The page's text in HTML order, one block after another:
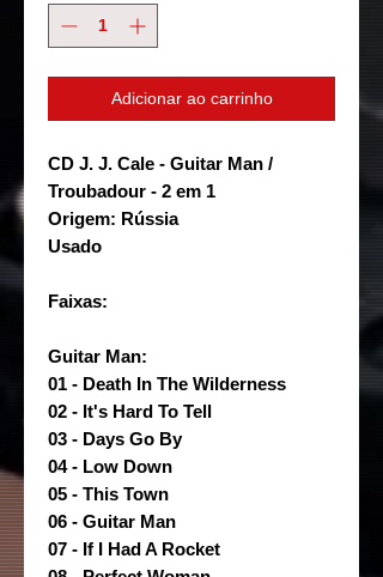
Adicionar ao carrinho
CD J. J. Cale - Guitar Man /
Troubadour - 2 em 1
Origem: Rússia
Usado
Faixas:
Guitar Man:
01 - Death In The Wilderness
02 - It's Hard To Tell
03 - Days Go By
04 - Low Down
05 - This Town
06 - Guitar Man
07 - If I Had A Rocket